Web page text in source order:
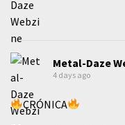
Metal-Daze
4 days ago
CRÓNICA